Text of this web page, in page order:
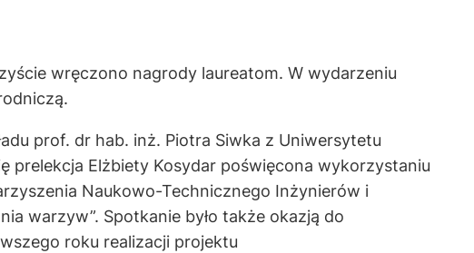
wręczono nagrody laureatom. W wydarzeniu
prof. dr hab. inż. Piotra Siwka z Uniwersytetu
prelekcja Elżbiety Kosydar poświęcona wykorzystaniu
Naukowo-Technicznego Inżynierów i
warzyw”. Spotkanie było także okazją do
roku realizacji projektu